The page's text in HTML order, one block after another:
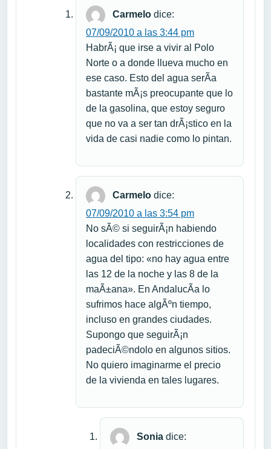
Carmelo dice:
07/09/2010 a las 3:44 pm
HabrÃ¡ que irse a vivir al Polo
Norte o a donde llueva mucho en
ese caso. Esto del agua serÃ­a
bastante mÃ¡s preocupante que lo
de la gasolina, que estoy seguro
que no va a ser tan drÃ¡stico en la
vida de casi nadie como lo pintan.
Carmelo dice:
07/09/2010 a las 3:54 pm
No sÃ© si seguirÃ¡n habiendo
localidades con restricciones de
agua del tipo: «no hay agua entre
las 12 de la noche y las 8 de la
maÃ±ana». En AndalucÃ­a lo
sufrimos hace algÃºn tiempo,
incluso en grandes ciudades.
Supongo que seguirÃ¡n
padeciÃ©ndolo en algunos sitios.
No quiero imaginarme el precio
de la vivienda en tales lugares.
Sonia dice: